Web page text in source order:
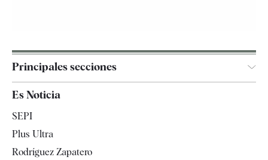
Principales secciones
España
Es Noticia
SEPI
Plus Ultra
Rodríguez Zapatero